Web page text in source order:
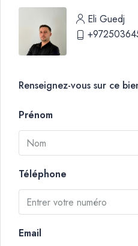
Eli Guedj
Renseignez-vous sur ce
Prénom
Téléphone
Email